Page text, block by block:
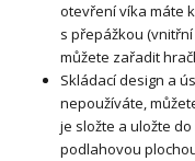
otevření víka máte
s přepážkou
můžete zařadit
Skládací design a
nepoužíváte,
je složte a uložte
podlahovou